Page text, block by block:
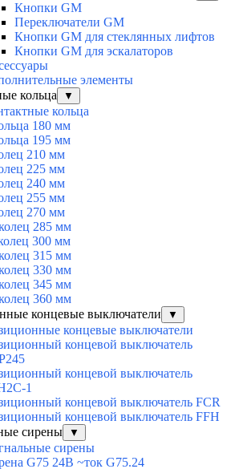
Кнопки GM
Переключатели GM
Кнопки GM для стеклянных лифтов
Кнопки GM для эскалаторов
элементы
кольца
▼
кольца
180 мм
195 мм
210 мм
225 мм
240 мм
255 мм
270 мм
285 мм
300 мм
315 мм
330 мм
345 мм
360 мм
концевые выключатели
▼
концевые выключатели
концевой выключатель
концевой выключатель
1
концевой выключатель FCR
концевой выключатель FFH
сирены
▼
сирены
G75 24В ~ток G75.24